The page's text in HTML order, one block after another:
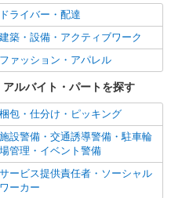
ドライバー・配達
建築・設備・アクティブワーク
ファッション・アパレル
ルバイト・パートを探す
梱包・仕分け・ピッキング
施設警備・交通誘導警備・駐車輪
場管理・イベント警備
サービス提供責任者・ソーシャル
ワーカー